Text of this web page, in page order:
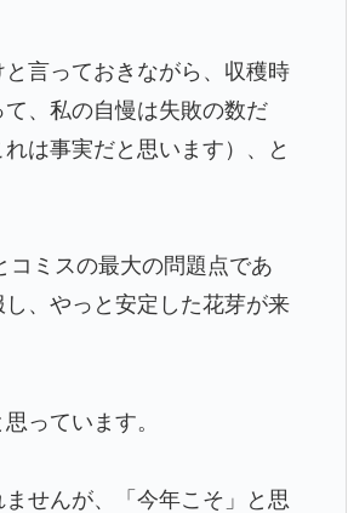
言っておきながら、収穫時
、私の自慢は失敗の数だ
は事実だと思います）、と
コミスの最大の問題点であ
、やっと安定した花芽が来
っています。
せんが、「今年こそ」と思